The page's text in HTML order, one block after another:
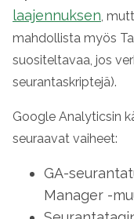
laajennuksen ,
mahdollista myös
suositeltavaa, jos
seurantaskriptejä).
Google Analyticsin
seuraavat vaiheet:
GA-
Manager -